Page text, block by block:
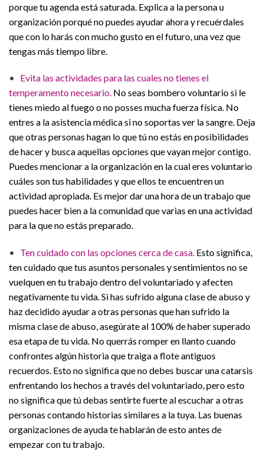
porque tu agenda está saturada. Explica a la persona u
organización porqué no puedes ayudar ahora y recuérdales
que con lo harás con mucho gusto en el futuro, una vez que
tengas más tiempo libre.
• Evita las actividades para las cuales no tienes el
temperamento necesario. No seas bombero voluntario si le
tienes miedo al fuego o no posses mucha fuerza física. No
entres a la asistencia médica si no soportas ver la sangre. Deja
que otras personas hagan lo que tú no estás en posibilidades
de hacer y busca aquellas opciones que vayan mejor contigo.
Puedes mencionar a la organización en la cual eres voluntario
cuáles son tus habilidades y que ellos te encuentren un
actividad apropiada. Es mejor dar una hora de un trabajo que
puedes hacer bien a la comunidad que varias en una actividad
para la que no estás preparado.
• Ten cuidado con las opciones cerca de casa. Esto significa,
ten cuidado que tus asuntos personales y sentimientos no se
vuelquen en tu trabajo dentro del voluntariado y afecten
negativamente tu vida. Si has sufrido alguna clase de abuso y
haz decidido ayudar a otras personas que han sufrido la
misma clase de abuso, asegúrate al 100% de haber superado
esa etapa de tu vida. No querrás romper en llanto cuando
confrontes algún historia que traiga a flote antiguos
recuerdos. Esto no significa que no debes buscar una catarsis
enfrentando los hechos a través del voluntariado, pero esto
no significa que tú debas sentirte fuerte al escuchar a otras
personas contando historias similares a la tuya. Las buenas
organizaciones de ayuda te hablarán de esto antes de
empezar con tu trabajo.